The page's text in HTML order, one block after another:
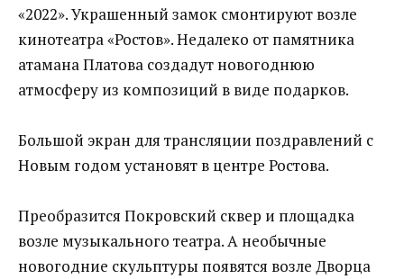
«2022». Украшенный замок смонтируют возле
кинотеатра «Ростов». Недалеко от памятника
атамана Платова создадут новогоднюю
атмосферу из композиций в виде подарков.
Большой экран для трансляции поздравлений с
Новым годом установят в центре Ростова.
Преобразится Покровский сквер и площадка
возле музыкального театра. А необычные
новогодние скульптуры появятся возле Дворца